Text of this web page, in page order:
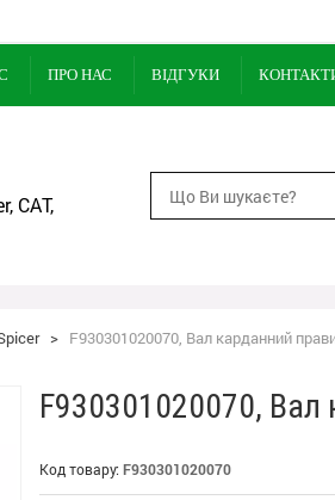
ПРО НАС ВІДГУКИ
CAT,
> F930301020070, Вал карданний
F930301020070, Вал
Код товару: F930301020070